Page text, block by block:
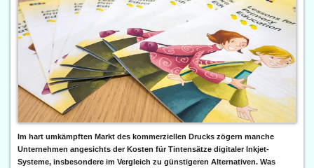
Im hart umkämpften Markt des kommerziellen Drucks zögern manche
Unternehmen angesichts der Kosten für Tintensätze digitaler Inkjet-
Systeme, insbesondere im Vergleich zu günstigeren Alternativen. Was